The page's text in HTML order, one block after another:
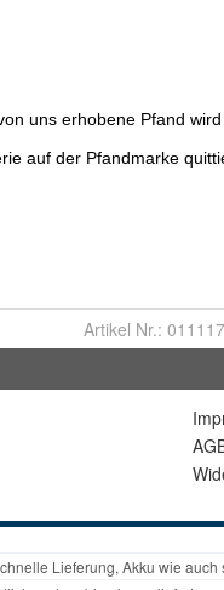
Artikel Nr.: